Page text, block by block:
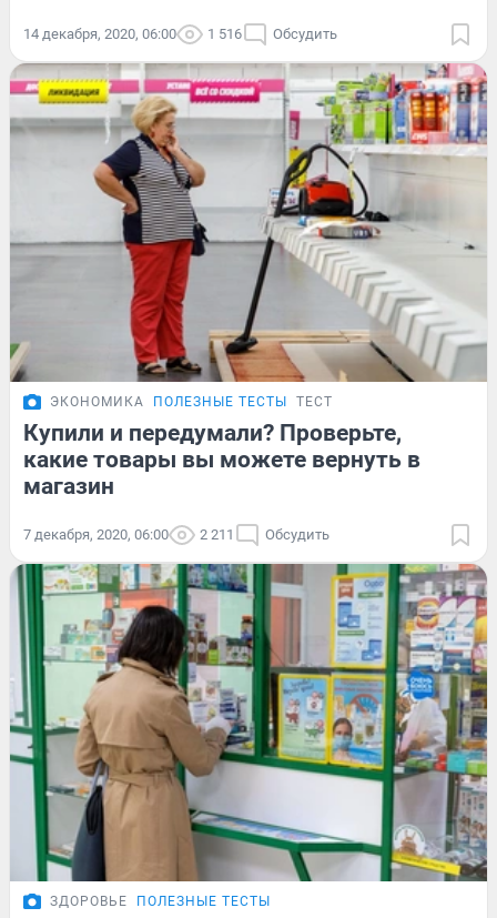
14 декабря, 2020, 06:00 1 516 Обсудить
ЭКОНОМИКА ПОЛЕЗНЫЕ ТЕСТЫ ТЕСТ
Купили и передумали? Проверьте,
какие товары вы можете вернуть в
магазин
7 декабря, 2020, 06:00 2 211 Обсудить
ЗДОРОВЬЕ ПОЛЕЗНЫЕ ТЕСТЫ